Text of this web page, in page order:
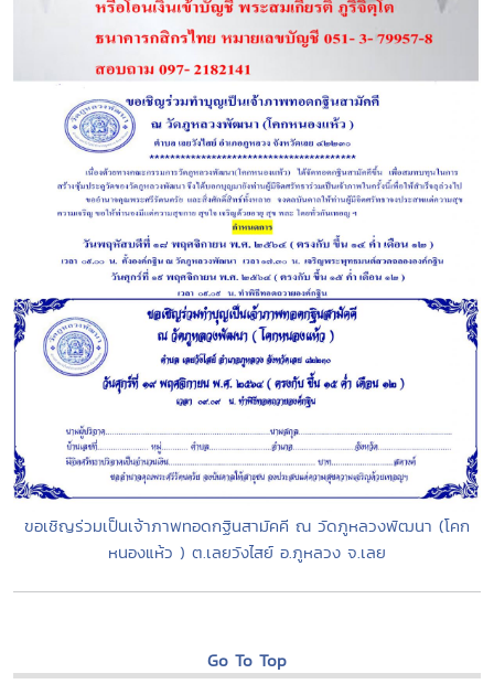
ขอเชิญร่วมเป็นเจ้าภาพทอดกฐินสามัคคี ณ วัดภูหลวงพัฒนา (โคก
หนองแห้ว ) ต.เลยวังไสย์ อ.ภูหลวง จ.เลย
Go To Top